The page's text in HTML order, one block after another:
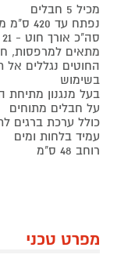
מכיל 5 חבלים
נפתח עד 420 ס"מ מקיר לקיר
סה"כ אורך חוט - 21 מטר
מתאים למרפסות,
החוטים נגללים
בשימוש
בעל מנגנון
על חבלים מתוחים
כולל ערכת ברגים
עמיד בלחות ומים
רוחב 48 ס"מ
מפרט טכני